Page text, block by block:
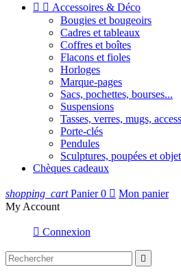
  Accessoires & Déco
Bougies et bougeoirs
Cadres et tableaux
Coffres et boîtes
Flacons et fioles
Horloges
Marque-pages
Sacs, pochettes, bourses...
Suspensions
Tasses, verres, mugs,
Porte-clés
Pendules
Sculptures, poupées et
Chèques cadeaux
shopping_cart Panier 0  Mon panier
My Account
 Connexion
